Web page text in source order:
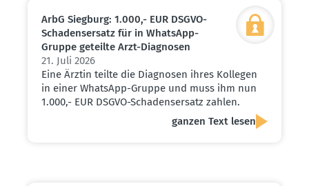
ArbG Siegburg: 1.000,- EUR DSGVO-
Schadens­ersatz für in WhatsApp-
Gruppe geteilte Arzt-Diagnosen
21. Juli 2026
Eine Ärztin teilte die Diagnosen ihres Kollegen
in einer WhatsApp-Gruppe und muss ihm nun
1.000,- EUR DSGVO-Schadensersatz zahlen.
ganzen Text lesen